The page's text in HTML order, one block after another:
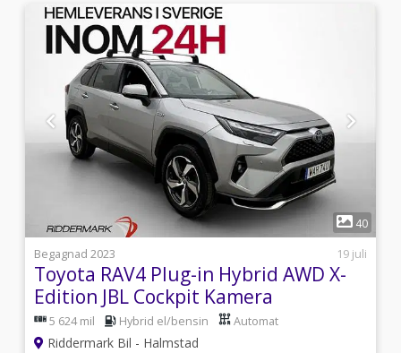
1
40
Begagnad 2023
19 juli
Toyota RAV4 Plug-in Hybrid AWD X-
Edition JBL Cockpit Kamera
5 624 mil Hybrid el/bensin Automat
Riddermark Bil - Halmstad